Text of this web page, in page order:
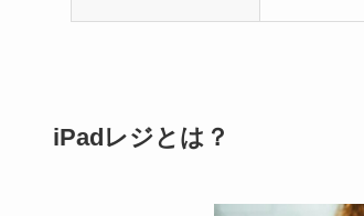
iPadレジとは？